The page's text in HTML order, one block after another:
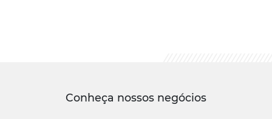
Conheça nossos negócios